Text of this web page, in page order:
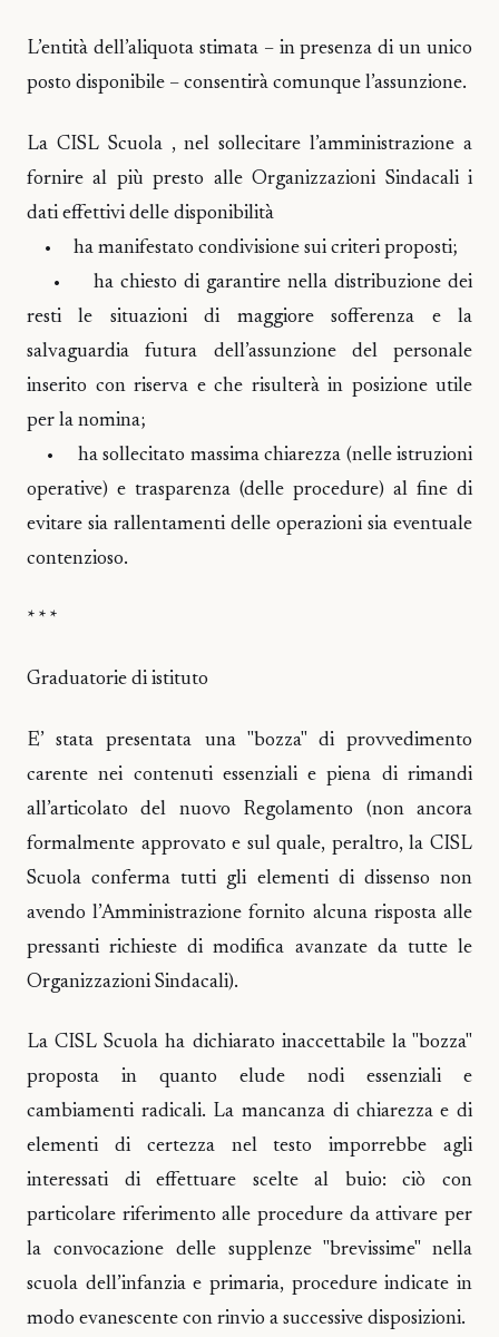
L’entità dell’aliquota stimata – in presenza di un unico
posto disponibile – consentirà comunque l’assunzione.
La CISL Scuola , nel sollecitare l’amministrazione a
fornire al più presto alle Organizzazioni Sindacali i
dati effettivi delle disponibilità
• ha manifestato condivisione sui criteri proposti;
• ha chiesto di garantire nella distribuzione dei
resti le situazioni di maggiore sofferenza e la
salvaguardia futura dell’assunzione del personale
inserito con riserva e che risulterà in posizione utile
per la nomina;
• ha sollecitato massima chiarezza (nelle istruzioni
operative) e trasparenza (delle procedure) al fine di
evitare sia rallentamenti delle operazioni sia eventuale
contenzioso.
* * *
Graduatorie di istituto
E’ stata presentata una "bozza" di provvedimento
carente nei contenuti essenziali e piena di rimandi
all’articolato del nuovo Regolamento (non ancora
formalmente approvato e sul quale, peraltro, la CISL
Scuola conferma tutti gli elementi di dissenso non
avendo l’Amministrazione fornito alcuna risposta alle
pressanti richieste di modifica avanzate da tutte le
Organizzazioni Sindacali).
La CISL Scuola ha dichiarato inaccettabile la "bozza"
proposta in quanto elude nodi essenziali e
cambiamenti radicali. La mancanza di chiarezza e di
elementi di certezza nel testo imporrebbe agli
interessati di effettuare scelte al buio: ciò con
particolare riferimento alle procedure da attivare per
la convocazione delle supplenze "brevissime" nella
scuola dell’infanzia e primaria, procedure indicate in
modo evanescente con rinvio a successive disposizioni.